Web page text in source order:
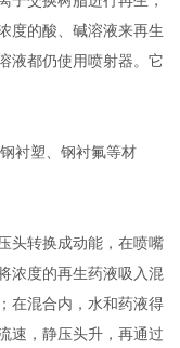
度的酸、碱溶液来再生
液都仍使用喷射器。它
衬塑、钢衬氟等材
头转换成动能，在喷嘴
浓度的再生药液吸入混
在混合内，水和药液得
速，静压头升，再通过